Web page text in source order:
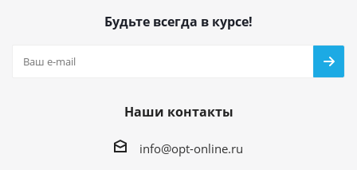
Будьте всегда в курсе!
Наши контакты
info@opt-online.ru